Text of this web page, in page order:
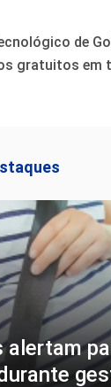
de
gratuitos em
alertam